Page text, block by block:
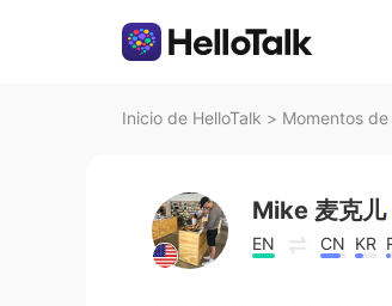
Inicio de HelloTalk > Momentos de
Mike 麦克儿
EN CN KR